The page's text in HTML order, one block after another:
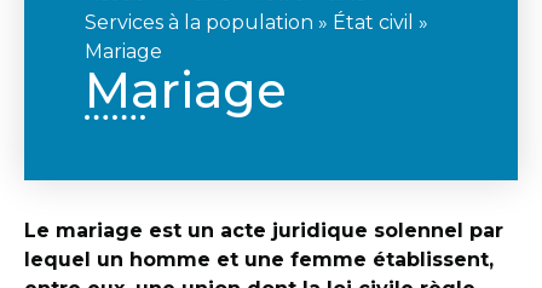
Services à la population » État civil »
Mariage
Mariage
Le mariage est un acte juridique solennel par
lequel un homme et une femme établissent,